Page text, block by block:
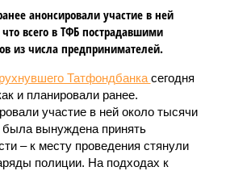
анонсировали участие в ней
всего в ТФБ пострадавшими
из числа предпринимателей.
рухнувшего Татфондбанка сегодня
и планировали ранее.
участие в ней около тысячи
была вынуждена принять
– к месту проведения стянули
полиции. На подходах к